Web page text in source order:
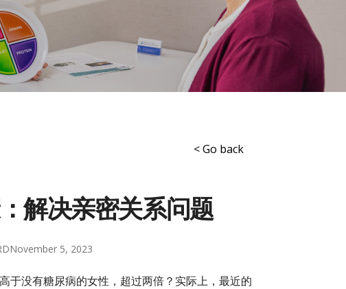
< Go back
解决亲密关系问题
November 5, 2023
于没有糖尿病的女性，超过两倍？实际上，最近的